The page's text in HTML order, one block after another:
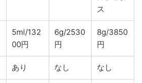
ス
5ml/132
00円
6g/2530
円
8g/3850
円
あり なし なし